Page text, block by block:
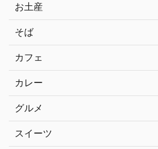
お土産
そば
カフェ
カレー
グルメ
スイーツ